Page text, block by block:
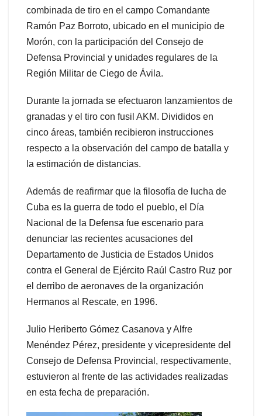
combinada de tiro en el campo Comandante
Ramón Paz Borroto, ubicado en el municipio de
Morón, con la participación del Consejo de
Defensa Provincial y unidades regulares de la
Región Militar de Ciego de Ávila.
Durante la jornada se efectuaron lanzamientos de
granadas y el tiro con fusil AKM. Divididos en
cinco áreas, también recibieron instrucciones
respecto a la observación del campo de batalla y
la estimación de distancias.
Además de reafirmar que la filosofía de lucha de
Cuba es la guerra de todo el pueblo, el Día
Nacional de la Defensa fue escenario para
denunciar las recientes acusaciones del
Departamento de Justicia de Estados Unidos
contra el General de Ejército Raúl Castro Ruz por
el derribo de aeronaves de la organización
Hermanos al Rescate, en 1996.
Julio Heriberto Gómez Casanova y Alfre
Menéndez Pérez, presidente y vicepresidente del
Consejo de Defensa Provincial, respectivamente,
estuvieron al frente de las actividades realizadas
en esta fecha de preparación.